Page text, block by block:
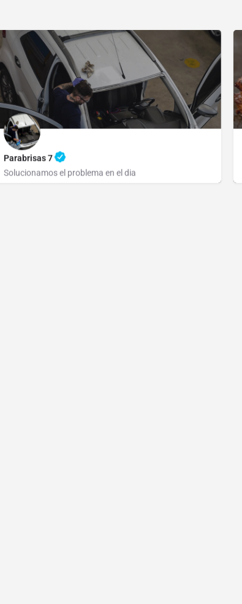
Parabrisas 7
Solucionamos el problema en el dia